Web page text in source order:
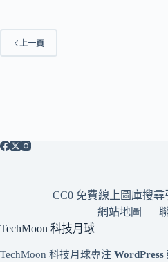
上一頁
CC0 免費線上圖庫搜尋
網站地圖
TechMoon 科技月球
TechMoon 科技月球專注 WordPress